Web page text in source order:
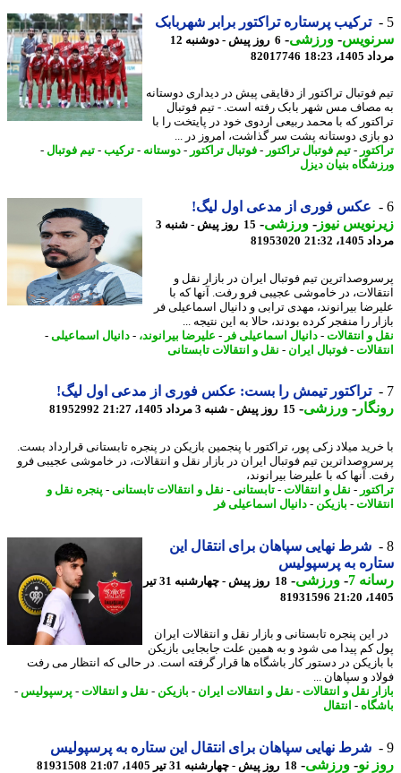
ترکیب پرستاره تراکتور برابر شهربابک
-ورزشی-
6 روز پیش - دوشنبه 12
18:23
82017746
فوتبال تراکتور از دقایقی پیش در دیداری دوستانه
مس شهر بابک رفته است. - تیم فوتبال
که با محمد ربیعی اردوی خود در پایتخت را با
دوستانه پشت سر گذاشت، امروز در ...
-تیم فوتبال تراکتور -فوتبال تراکتور -دوستانه-ترکیب -تیم فوتبال-
بنیان دیزل
عکس فوری از مدعی اول لیگ!
نیوز-ورزشی-
15 روز پیش - شنبه 3
21:32
81953020
تیم فوتبال ایران در بازار نقل و
در خاموشی عجیبی فرو رفت. آنها که با
بیرانوند، مهدی ترابی و دانیال اسماعیلی فر
را منفجر کرده بودند، حالا به این نتیجه ...
و انتقالات-دانیال اسماعیلی فر- علیرضا بیرانوند،-دانیال اسماعیلی-
-فوتبال ایران - نقل و انتقالات تابستانی
تراکتور تیمش را بست: عکس فوری از مدعی اول لیگ!
-ورزشی-15 روز پیش - شنبه 3 مرداد 1405، 21:27 81952992
میلاد زکی پور، تراکتور با پنجمین بازیکن در پنجره تابستانی قرارداد بست.
تیم فوتبال ایران در بازار نقل و انتقالات، در خاموشی عجیبی فرو
آنها که با علیرضا بیرانوند،
-نقل و انتقالات-تابستانی-نقل و انتقالات تابستانی-پنجره نقل و
-بازیکن -دانیال اسماعیلی فر
شرط نهایی سپاهان برای انتقال این
به پرسپولیس
7
-ورزشی-
18 روز پیش - چهارشنبه 31 تیر
81931596
پنجره تابستانی و بازار نقل و انتقالات ایران
کم پیدا می شود و به همین علت جابجایی بازیکن
در دستور کار باشگاه ها قرار گرفته است. در حالی که انتظار می رفت
و سپاهان ...
نقل و انتقالات-نقل و انتقالات ایران - بازیکن -نقل و انتقالات-پرسپولیس-
-انتقال
شرط نهایی سپاهان برای انتقال این ستاره به پرسپولیس
نو- ورزشی-18 روز پیش - چهارشنبه 31 تیر 1405، 21:07 81931508